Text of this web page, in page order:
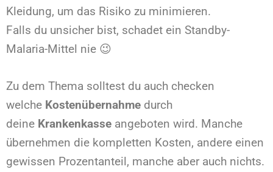
Kleidung, um das Risiko zu minimieren.
Falls du unsicher bist, schadet ein Standby-
Malaria-Mittel nie 😉
Zu dem Thema solltest du auch checken
welche Kostenübernahme durch
deine Krankenkasse angeboten wird. Manche
übernehmen die kompletten Kosten, andere einen
gewissen Prozentanteil, manche aber auch nichts.